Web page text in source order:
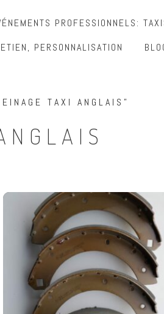
PROFESSIONNELS:
PERSONNALISATION
TAXI ANGLAIS”